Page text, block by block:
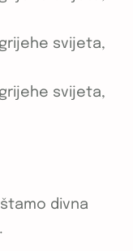
svijeta,
svijeta,
divna